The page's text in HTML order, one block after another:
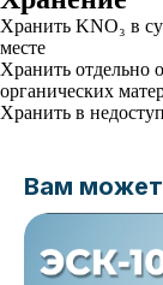
Хранить KNO₃ в
месте
Хранить отдельно
органических
Хранить в
Вам может